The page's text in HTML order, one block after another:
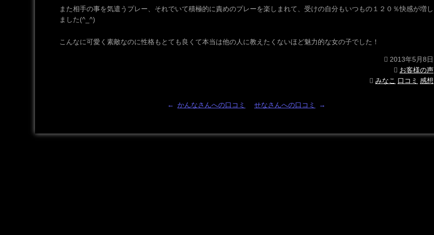
また相手の事を気遣うプレー、それでいて積極的に責めのプレーを楽しまれて、受けの自分もいつもの１２０％快感が増し
ました(^_^)
こんなに可愛く素敵なのに性格もとても良くて本当は他の人に教えたくないほど魅力的な女の子でした！
2013年5月8日
お客様の声
みなこ 口コミ 感想
← かんなさんへの口コミ せなさんへの口コミ →